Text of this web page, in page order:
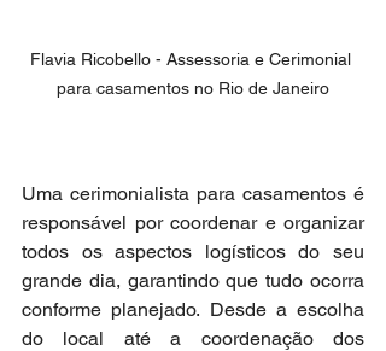
Flavia Ricobello - Assessoria e Cerimonial
para casamentos no Rio de Janeiro
Uma cerimonialista para casamentos é
responsável por coordenar e organizar
todos os aspectos logísticos do seu
grande dia, garantindo que tudo ocorra
conforme planejado. Desde a escolha
do local até a coordenação dos